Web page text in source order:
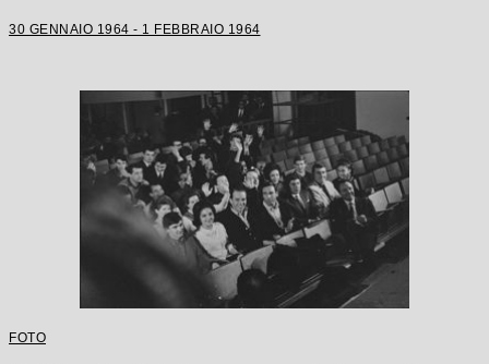
30 GENNAIO 1964 - 1 FEBBRAIO 1964
FOTO